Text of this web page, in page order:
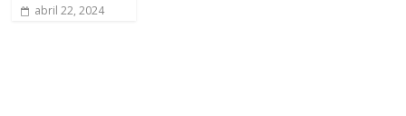
abril 22, 2024